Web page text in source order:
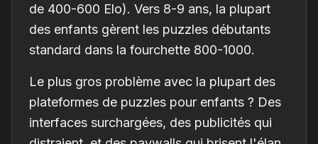
de 400-600 Elo). Vers 8-9 ans, la plupart
des enfants gèrent les puzzles débutants
standard dans la fourchette 800-1000.
Le plus gros problème avec la plupart des
plateformes de puzzles pour enfants ? Des
interfaces surchargées, des publicités qui